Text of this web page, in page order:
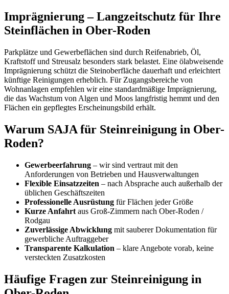
Imprägnierung – Langzeitschutz für Ihre
Steinflächen in Ober-Roden
Parkplätze und Gewerbeflächen sind durch Reifenabrieb, Öl,
Kraftstoff und Streusalz besonders stark belastet. Eine ölabweisende
Imprägnierung schützt die Steinoberfläche dauerhaft und erleichtert
künftige Reinigungen erheblich. Für Zugangsbereiche von
Wohnanlagen empfehlen wir eine standardmäßige Imprägnierung,
die das Wachstum von Algen und Moos langfristig hemmt und den
Flächen ein gepflegtes Erscheinungsbild erhält.
Warum SAJA für Steinreinigung in Ober-
Roden?
Gewerbeerfahrung – wir sind vertraut mit den
Anforderungen von Betrieben und Hausverwaltungen
Flexible Einsatzzeiten – nach Absprache auch außerhalb der
üblichen Geschäftszeiten
Professionelle Ausrüstung für Flächen jeder Größe
Kurze Anfahrt aus Groß-Zimmern nach Ober-Roden /
Rodgau
Zuverlässige Abwicklung mit sauberer Dokumentation für
gewerbliche Auftraggeber
Transparente Kalkulation – klare Angebote vorab, keine
versteckten Zusatzkosten
Häufige Fragen zur Steinreinigung in